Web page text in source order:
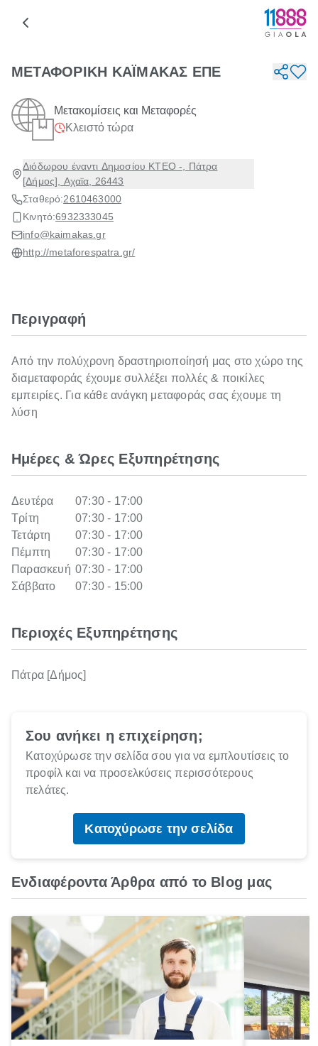
ΜΕΤΑΦΟΡΙΚΗ ΚΑΪΜΑΚΑΣ ΕΠΕ
Μετακομίσεις και Μεταφορές
Κλειστό τώρα
Διόδωρου έναντι Δημοσίου ΚΤΕΟ -, Πάτρα
[Δήμος], Αχαϊα, 26443
Σταθερό:2610463000
Κινητό:6932333045
info@kaimakas.gr
http://metaforespatra.gr/
Περιγραφή
Από την πολύχρονη δραστηριοποίησή μας στο χώρο της
διαμεταφοράς έχουμε συλλέξει πολλές & ποικίλες
εμπειρίες. Για κάθε ανάγκη μεταφοράς σας έχουμε τη
λύση
Ημέρες & Ώρες Εξυπηρέτησης
Δευτέρα
07:30 - 17:00
Τρίτη
07:30 - 17:00
Τετάρτη
07:30 - 17:00
Πέμπτη
07:30 - 17:00
Παρασκευή 07:30 - 17:00
Σάββατο
07:30 - 15:00
Περιοχές Εξυπηρέτησης
Πάτρα [Δήμος]
Σου ανήκει η επιχείρηση;
Κατοχύρωσε την σελίδα σου για να εμπλουτίσεις το
προφίλ και να προσελκύσεις περισσότερους
πελάτες.
Κατοχύρωσε την σελίδα
Ενδιαφέροντα Άρθρα από το Blog μας